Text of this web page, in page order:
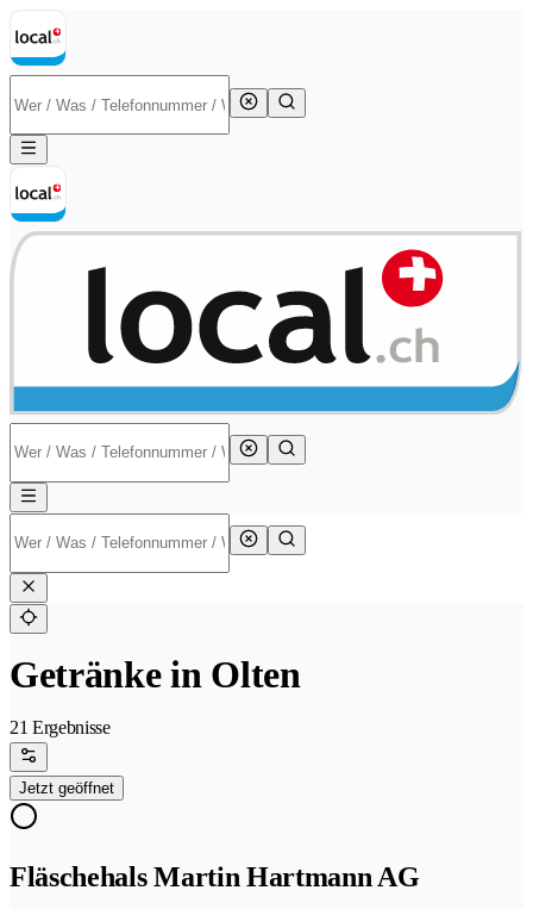
Getränke in Olten
21 Ergebnisse
Jetzt geöffnet
Fläschehals Martin Hartmann AG